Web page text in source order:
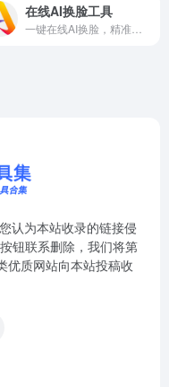
在线AI换脸工具
认为本站收录的链接侵
按钮联系删除，我们将第
优质网站向本站投稿收